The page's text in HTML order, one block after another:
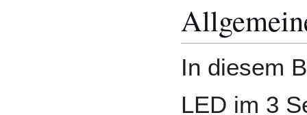
In diesem
LED im 3